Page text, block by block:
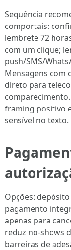
Sequência
comportais:
lembrete 72
com um clique;
push/SMS/
Mensagens com
direto para
framing positivo
sensível no texto.
Opções:
pagamento
apenas para
reduz no-shows
barreiras de